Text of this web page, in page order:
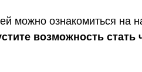
можно ознакомиться на
возможность стать